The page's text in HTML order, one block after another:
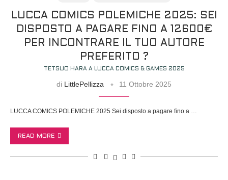
LUCCA COMICS POLEMICHE 2025: SEI
DISPOSTO A PAGARE FINO A 12600€
PER INCONTRARE IL TUO AUTORE
PREFERITO ?
TETSUO HARA A LUCCA COMICS & GAMES 2025
di LittlePellizza 11 Ottobre 2025
LUCCA COMICS POLEMICHE 2025 Sei disposto a pagare fino a …
READ MORE